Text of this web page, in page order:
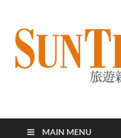
太陽網
MAIN MENU